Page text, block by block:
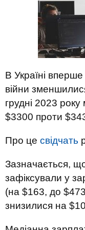
В Україні
війни
грудні 2023
$3300 проти
Про це свідчать
Зазначається,
зафіксували у
(на $163, до
знизилися на